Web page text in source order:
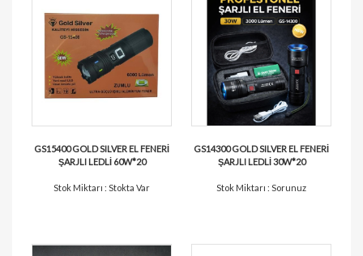
GS15400 GOLD SILVER EL FENERİ
ŞARJLI LEDLİ 60W*20
Stok Miktarı : Stokta Var
GS14300 GOLD SILVER EL FENERİ
ŞARJLI LEDLİ 30W*20
Stok Miktarı : Sorunuz